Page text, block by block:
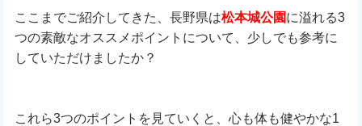
ここまでご紹介してきた、長野県は松本城公園に溢れる3
つの素敵なオススメポイントについて、少しでも参考に
していただけましたか？
これら3つのポイントを見ていくと、心も体も健やかな1